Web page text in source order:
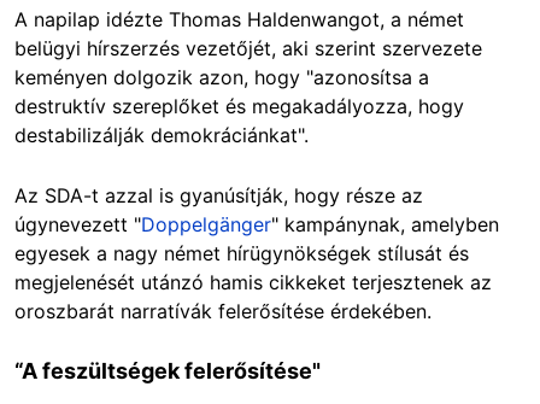
A napilap idézte Thomas Haldenwangot, a német
belügyi hírszerzés vezetőjét, aki szerint szervezete
keményen dolgozik azon, hogy "azonosítsa a
destruktív szereplőket és megakadályozza, hogy
destabilizálják demokráciánkat".
Az SDA-t azzal is gyanúsítják, hogy része az
úgynevezett "Doppelgänger" kampánynak, amelyben
egyesek a nagy német hírügynökségek stílusát és
megjelenését utánzó hamis cikkeket terjesztenek az
oroszbarát narratívák felerősítése érdekében.
“A feszültségek felerősítése"